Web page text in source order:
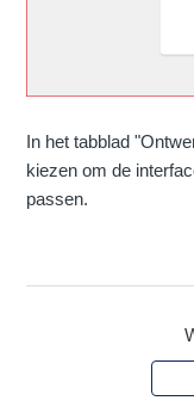
In het tabblad
kiezen om de
passen.